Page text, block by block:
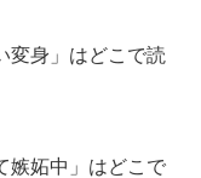
変身」はどこで読
嫉妬中」はどこで